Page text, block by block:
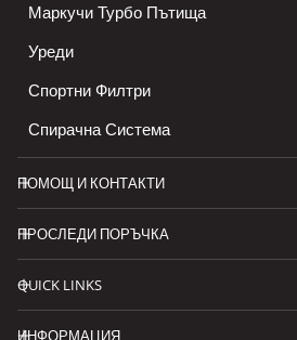
Маркучи Турбо Пътища
Уреди
Спортни Филтри
Спирачна Система
ПОМОЩ И КОНТАКТИ
ПРОСЛЕДИ ПОРЪЧКА
QUICK LINKS
ИНФОРМАЦИЯ